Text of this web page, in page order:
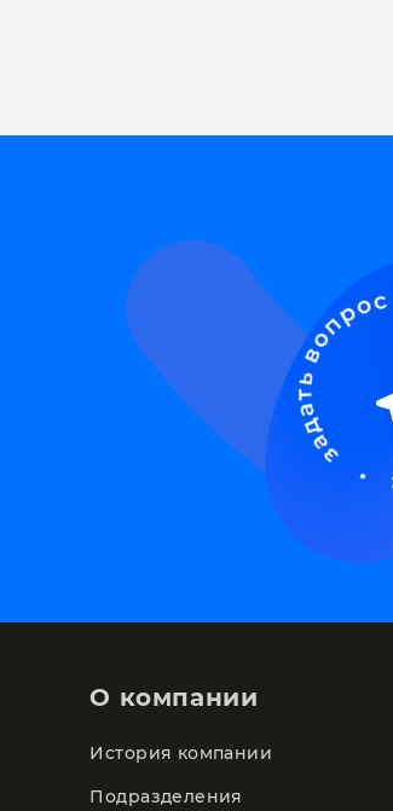
О компании
История компании
Подразделения